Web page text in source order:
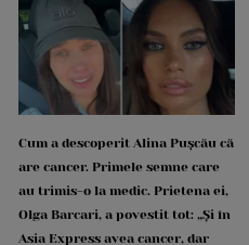
Cum a descoperit Alina Pușcău că
are cancer. Primele semne care
au trimis-o la medic. Prietena ei,
Olga Barcari, a povestit tot: „Și în
Asia Express avea cancer, dar